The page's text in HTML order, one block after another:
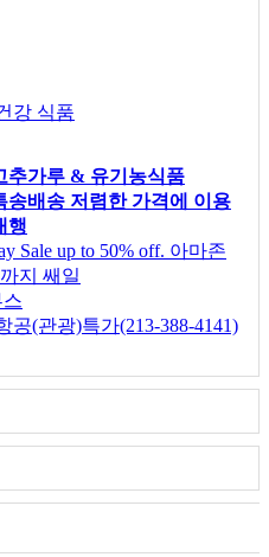
강 식품
추가루 & 유기농식품
송배송 저렴한 가격에 이용
행
Sale up to 50% off. 아마존
지 쌔일
공(관광)특가(213-388-4141)